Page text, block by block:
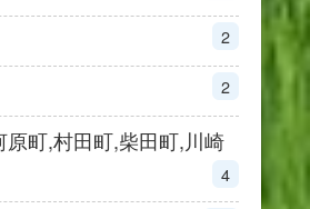
2
2
原町,村田町,柴田町,川崎
4